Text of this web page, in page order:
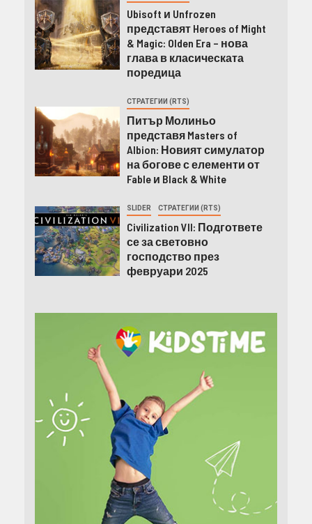
Ubisoft и Unfrozen
представят Heroes of Might
& Magic: Olden Era – нова
глава в класическата
поредица
СТРАТЕГИИ (RTS)
Питър Молиньо
представя Masters of
Albion: Новият симулатор
на богове с елементи от
Fable и Black & White
SLIDER СТРАТЕГИИ (RTS)
Civilization VII: Подгответе
се за световно
господство през
февруари 2025